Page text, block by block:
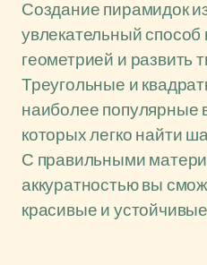
Создание пирамидок
увлекательный способ
геометрией и развить
Треугольные и
наиболее популярные
которых легко найти
С правильными
аккуратностью вы
красивые и